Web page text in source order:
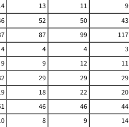
13 11 9
52 50 43
87 99 117
4 4 4 3
9 9 12 11
29 29 29
18 22 20
46 46 44
8 9 14